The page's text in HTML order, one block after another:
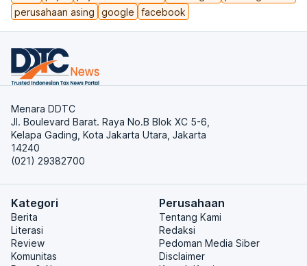
perusahaan asing
google facebook
Menara DDTC
Jl. Boulevard Barat. Raya No.B Blok XC 5-6,
Kelapa Gading, Kota Jakarta Utara, Jakarta
14240
(021) 29382700
Kategori
Berita
Literasi
Review
Komunitas
Perusahaan
Tentang Kami
Redaksi
Pedoman Media Siber
Disclaimer